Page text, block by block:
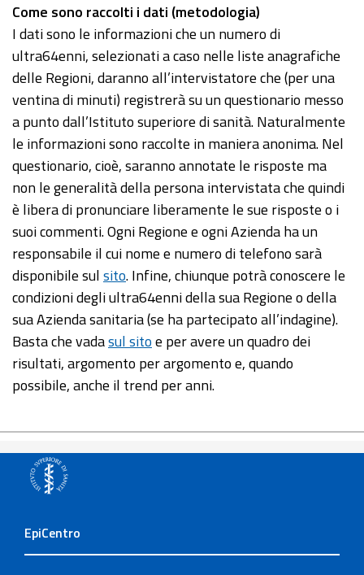
Come sono raccolti i dati (metodologia)
I dati sono le informazioni che un numero di
ultra64enni, selezionati a caso nelle liste anagrafiche
delle Regioni, daranno all’intervistatore che (per una
ventina di minuti) registrerà su un questionario messo
a punto dall’Istituto superiore di sanità. Naturalmente
le informazioni sono raccolte in maniera anonima. Nel
questionario, cioè, saranno annotate le risposte ma
non le generalità della persona intervistata che quindi
è libera di pronunciare liberamente le sue risposte o i
suoi commenti. Ogni Regione e ogni Azienda ha un
responsabile il cui nome e numero di telefono sarà
disponibile sulsito. Infine, chiunque potrà conoscere le
condizioni degli ultra64enni della sua Regione o della
sua Azienda sanitaria (se ha partecipato all’indagine).
Basta che vadasul sitoe per avere un quadro dei
risultati, argomento per argomento e, quando
possibile, anche il trend per anni.
EpiCentro